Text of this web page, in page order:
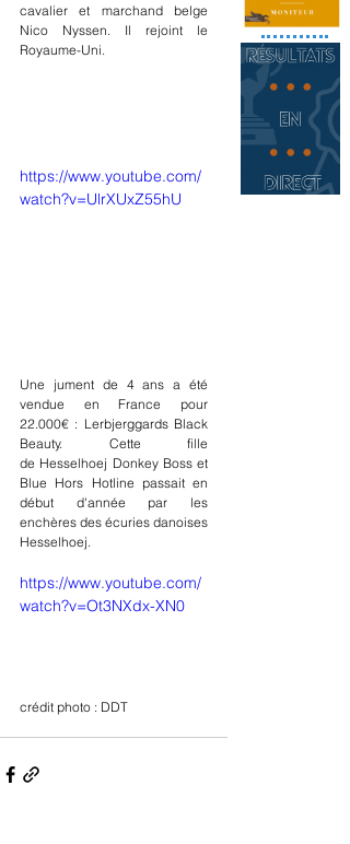
cavalier et marchand belge
Nico Nyssen. Il rejoint le
Royaume-Uni.
https://www.youtube.com/
watch?v=UlrXUxZ55hU
Une jument de 4 ans a été
vendue en France pour
22.000€ : Lerbjerggards Black
Beauty. Cette fille
de Hesselhoej Donkey Boss et
Blue Hors Hotline passait en
début d'année par les
enchères des écuries danoises
Hesselhoej.
https://www.youtube.com/
watch?v=Ot3NXdx-XN0
crédit photo : DDT